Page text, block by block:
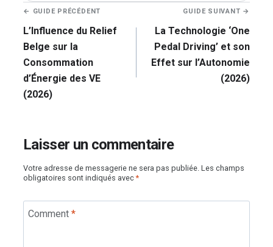
Navigation
de
l’article
← GUIDE PRÉCÉDENT
L’Influence du Relief
Belge sur la
Consommation
d’Énergie des VE
(2026)
GUIDE SUIVANT →
La Technologie ‘One
Pedal Driving’ et son
Effet sur l’Autonomie
(2026)
Laisser un commentaire
Votre adresse de messagerie ne sera pas publiée. Les champs
obligatoires sont indiqués avec*
Comment *